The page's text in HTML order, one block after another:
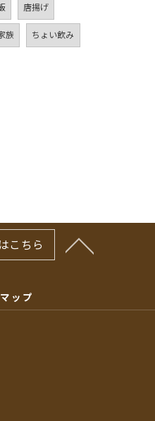
唐揚げ
族
ちょい飲み
こちら
ップ